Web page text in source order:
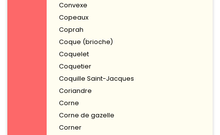
Convexe
Copeaux
Coprah
Coque (brioche)
Coquelet
Coquetier
Coquille Saint-Jacques
Coriandre
Corne
Corne de gazelle
Corner